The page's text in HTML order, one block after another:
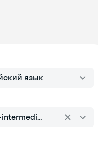
язык